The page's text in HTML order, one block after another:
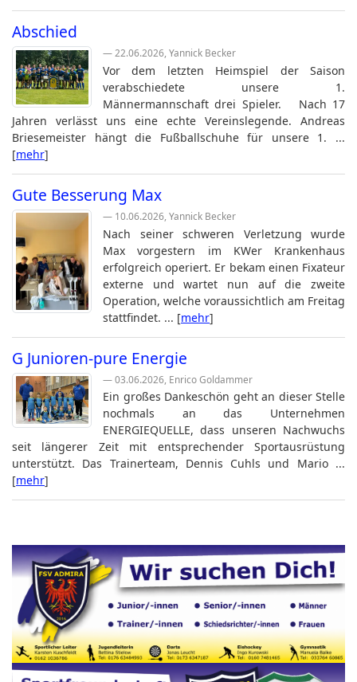
Abschied
— 22.06.2026, Yannick Becker
Vor dem letzten Heimspiel der Saison
verabschiedete unsere 1.
Männermannschaft drei Spieler. Nach 17
Jahren verlässt uns eine echte Vereinslegende. Andreas
Briesemeister hängt die Fußballschuhe für unsere 1. ...
[mehr]
Gute Besserung Max
— 10.06.2026, Yannick Becker
Nach seiner schweren Verletzung wurde
Max vorgestern im KWer Krankenhaus
erfolgreich operiert. Er bekam einen Fixateur
externe und wartet nun auf die zweite
Operation, welche voraussichtlich am Freitag
stattfindet. ... [mehr]
G Junioren-pure Energie
— 03.06.2026, Enrico Goldammer
Ein großes Dankeschön geht an dieser Stelle
nochmals an das Unternehmen
ENERGIEQUELLE, dass unseren Nachwuchs
seit längerer Zeit mit entsprechender Sportausrüstung
unterstützt. Das Trainerteam, Dennis Cuhls und Mario ...
[mehr]